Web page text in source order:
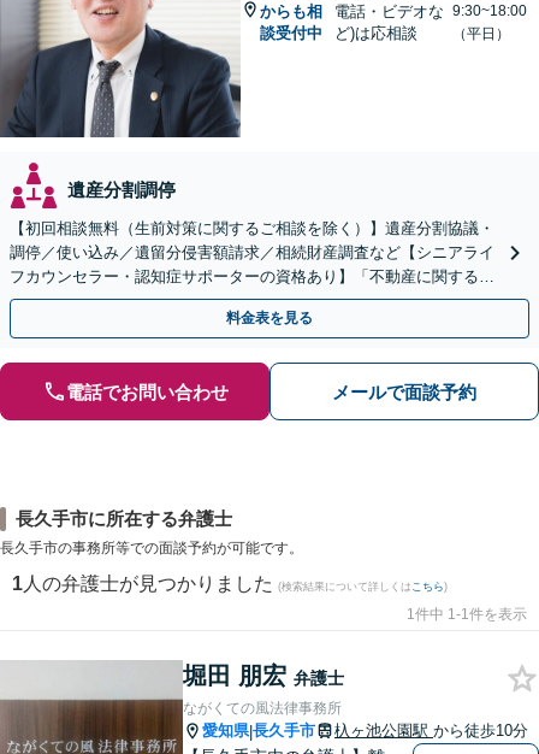
からも相
談受付中
電話・ビデオな
ど)は応相談
9:30~18:00
（平日）
遺産分割調停
【初回相談無料（生前対策に関するご相談を除く）】遺産分割協議・
調停／使い込み／遺留分侵害額請求／相続財産調査など【シニアライ
フカウンセラー・認知症サポーターの資格あり】「不動産に関する相
続もお任せください」【当日・夜間相談可（要相談）】
料金表を見る
電話でお問い合わせ メールで面談予約
長久手市に所在する弁護士
長久手市の事務所等での面談予約が可能です。
1 人の弁護士が見つかりました (検索結果について詳しくは こちら)
1件中 1-1件を表示
堀田 朋宏 弁護士
ながくての風法律事務所
愛知県|長久手市 杁ヶ池公園駅 から徒歩10分